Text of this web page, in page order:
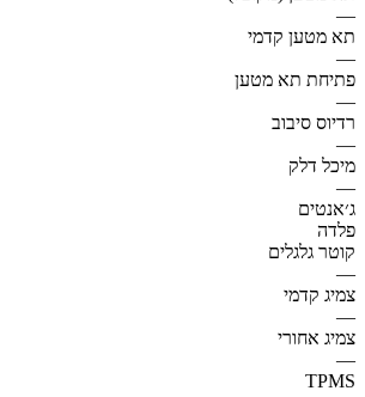
—
תא מטען קדמי
—
פתיחת תא מטען
—
רדיוס סיבוב
—
מיכל דלק
—
ג׳אנטים
פלדה
קוטר גלגלים
—
צמיג קדמי
—
צמיג אחורי
—
TPMS